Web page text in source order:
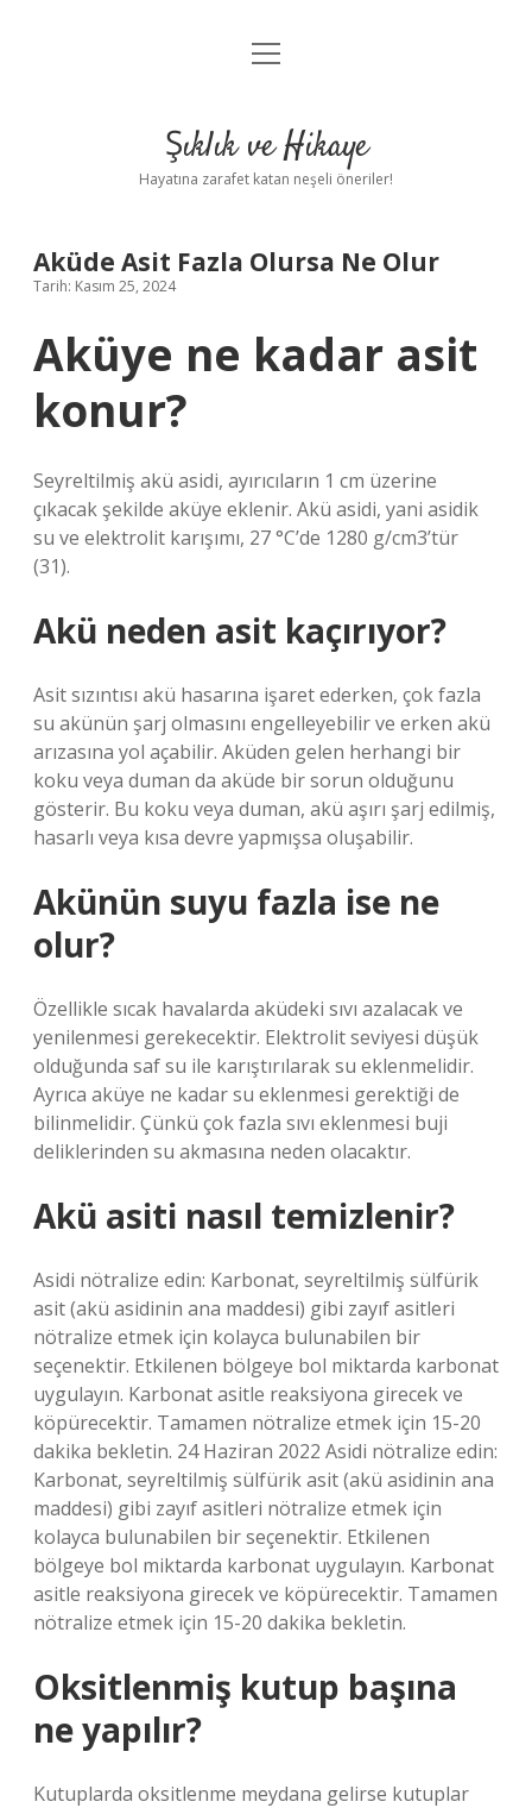
Anasayfa
Yasal Uyarı
menüyü
Şıklık ve Hikaye
Hayatına zarafet katan neşeli öneriler!
Aküde Asit Fazla Olursa Ne Olur
Tarih: Kasım 25, 2024
Aküye ne kadar asit
konur?
Seyreltilmiş akü asidi, ayırıcıların 1 cm üzerine
çıkacak şekilde aküye eklenir. Akü asidi, yani asidik
su ve elektrolit karışımı, 27 °C’de 1280 g/cm3’tür
(31).
Akü neden asit kaçırıyor?
Asit sızıntısı akü hasarına işaret ederken, çok fazla
su akünün şarj olmasını engelleyebilir ve erken akü
arızasına yol açabilir. Aküden gelen herhangi bir
koku veya duman da aküde bir sorun olduğunu
gösterir. Bu koku veya duman, akü aşırı şarj edilmiş,
hasarlı veya kısa devre yapmışsa oluşabilir.
Akünün suyu fazla ise ne
olur?
Özellikle sıcak havalarda aküdeki sıvı azalacak ve
yenilenmesi gerekecektir. Elektrolit seviyesi düşük
olduğunda saf su ile karıştırılarak su eklenmelidir.
Ayrıca aküye ne kadar su eklenmesi gerektiği de
bilinmelidir. Çünkü çok fazla sıvı eklenmesi buji
deliklerinden su akmasına neden olacaktır.
Akü asiti nasıl temizlenir?
Asidi nötralize edin: Karbonat, seyreltilmiş sülfürik
asit (akü asidinin ana maddesi) gibi zayıf asitleri
nötralize etmek için kolayca bulunabilen bir
seçenektir. Etkilenen bölgeye bol miktarda karbonat
uygulayın. Karbonat asitle reaksiyona girecek ve
köpürecektir. Tamamen nötralize etmek için 15-20
dakika bekletin. 24 Haziran 2022 Asidi nötralize edin:
Karbonat, seyreltilmiş sülfürik asit (akü asidinin ana
maddesi) gibi zayıf asitleri nötralize etmek için
kolayca bulunabilen bir seçenektir. Etkilenen
bölgeye bol miktarda karbonat uygulayın. Karbonat
asitle reaksiyona girecek ve köpürecektir. Tamamen
nötralize etmek için 15-20 dakika bekletin.
Oksitlenmiş kutup başına
ne yapılır?
Kutuplarda oksitlenme meydana gelirse kutuplar